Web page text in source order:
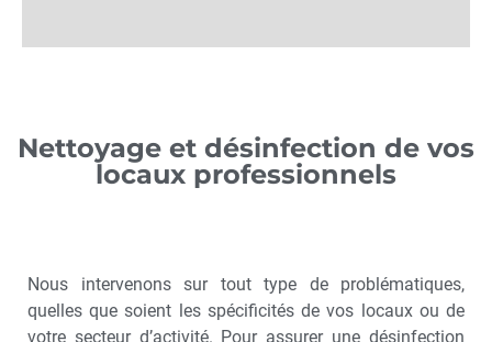
Nettoyage et désinfection de vos
locaux professionnels
Nous intervenons sur tout type de problématiques,
quelles que soient les spécificités de vos locaux ou de
votre secteur d’activité. Pour assurer une désinfection